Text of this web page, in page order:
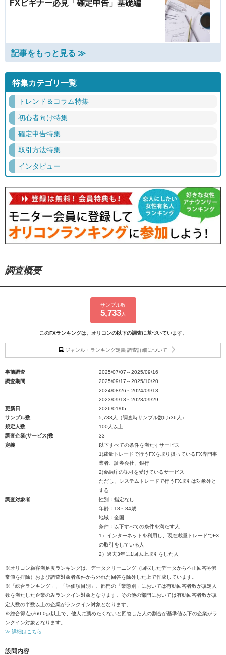
FXビギナー必見「確定申告」基礎編
記事をもっと見る ≫
特集カテゴリ一覧
トレンド＆コラム特集
初心者向け特集
確定申告特集
取引方法特集
インタビュー
調査概要
サンプル数
5,733人
このFXランキングは、オリコンの以下の調査に基づいています。
ジャンル・ランキング定義 調査詳細について
事前調査
2025/07/07～2025/09/16
調査期間
2025/09/17～2025/10/20
2024/08/26～2024/09/13
2023/09/13～2023/09/29
更新日
2026/01/05
サンプル数
5,733人（調査時サンプル数6,536人）
規定人数
100人以上
調査企業(サービス)数
33
定義
以下すべての条件を満たすサービス
1)裁量トレードで行うFXを取り扱っているFX専門事
業者、証券会社、銀行
2)金融庁の認可を受けているサービス
ただし、システムトレードで行うFX取引は対象外と
する
調査対象者
性別：指定なし
年齢：18～84歳
地域：全国
条件：以下すべての条件を満たす人
1）インターネットを利用し、現在裁量トレードでFX
の取引をしている人
2）過去3年に1回以上取引をした人
※オリコン顧客満足度ランキングは、データクリーニング（回収したデータから不正回答や異
常値を排除）および調査対象者条件から外れた回答を除外した上で作成しています。
※「総合ランキング」、「評価項目別」、部門の「業態別」においては有効回答者数が規定人
数を満たした企業のみランクイン対象となります。その他の部門においては有効回答者数が規
定人数の半数以上の企業がランクイン対象となります。
※総合得点が60.0点以上で、他人に薦めたくないと回答した人の割合が基準値以下の企業がラ
ンクイン対象となります。
≫ 詳細はこちら
設問内容